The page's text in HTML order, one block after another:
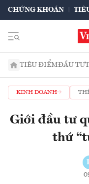
CHỨNG KHOÁN
TIÊU ĐIỂMĐẦU TƯ
KINH DOANH
Giới đầu tư
thứ